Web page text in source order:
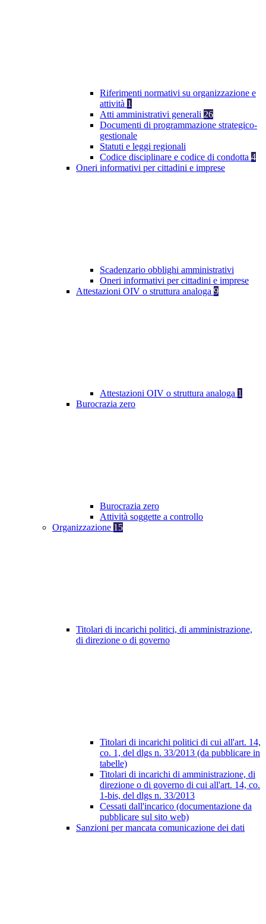
Riferimenti normativi su organizzazione e
attività 1
Atti amministrativi generali 26
Documenti di programmazione strategico-
gestionale
Statuti e leggi regionali
Codice disciplinare e codice di condotta 4
Oneri informativi per cittadini e imprese
Scadenzario obblighi amministrativi
Oneri informativi per cittadini e imprese
Attestazioni OIV o struttura analoga 9
Attestazioni OIV o struttura analoga 1
Burocrazia zero
Burocrazia zero
Attività soggette a controllo
Organizzazione 15
Titolari di incarichi politici, di amministrazione,
di direzione o di governo
Titolari di incarichi politici di cui all'art. 14,
co. 1, del dlgs n. 33/2013 (da pubblicare in
tabelle)
Titolari di incarichi di amministrazione, di
direzione o di governo di cui all'art. 14, co.
1-bis, del dlgs n. 33/2013
Cessati dall'incarico (documentazione da
pubblicare sul sito web)
Sanzioni per mancata comunicazione dei dati